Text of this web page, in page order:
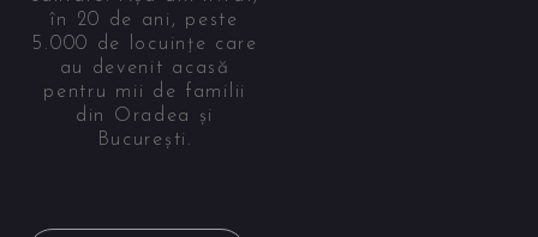
în 20 de ani, peste
5.000 de locuințe care
au devenit acasă
pentru mii de familii
din Oradea și
București.